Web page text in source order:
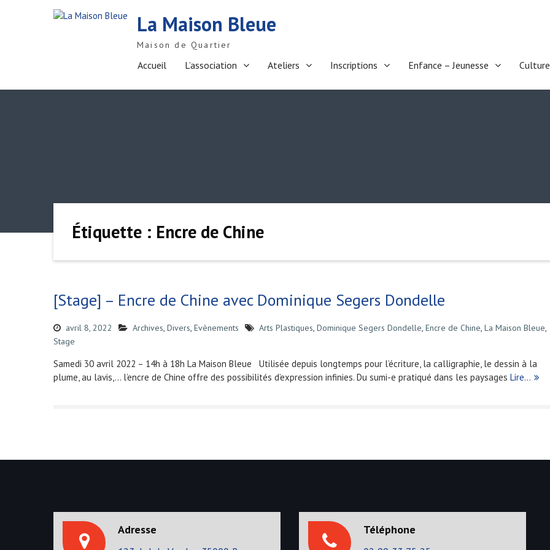
c
La Maison Bleue
Maison de Quartier
Accueil L’association Ateliers Inscriptions Enfance – Jeunesse Culture
Étiquette : Encre de Chine
[Stage] – Encre de Chine avec Dominique Segers Dondelle
avril 8, 2022 Archives, Divers, Evènements Arts Plastiques, Dominique Segers Dondelle, Encre de Chine, La Maison Bleue,
Stage
Samedi 30 avril 2022 – 14h à 18h La Maison Bleue Utilisée depuis longtemps pour l’écriture, la calligraphie, le dessin à la
plume, au lavis,… l’encre de Chine offre des possibilités d’expression infinies. Du sumi-e pratiqué dans les paysages Lire…
Adresse Téléphone